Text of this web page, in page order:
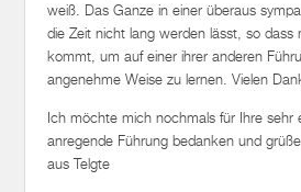
weiß. Das Ganze in einer überaus
die Zeit nicht lang werden lässt, so dass
kommt, um auf einer ihrer anderen
angenehme Weise zu lernen. Vielen
Ich möchte mich nochmals für Ihre sehr
anregende Führung bedanken und
aus Telgte